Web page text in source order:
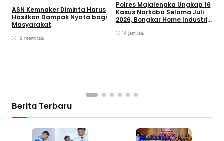
ASN Kemnaker Diminta Harus
Hasilkan Dampak Nyata bagi
Masyarakat
16 menit lalu
Polres Majalengka Ungkap 16
Kasus Narkoba Selama Juli
2026, Bongkar Home Industri
14 jam lalu
Berita Terbaru
Info Kampus